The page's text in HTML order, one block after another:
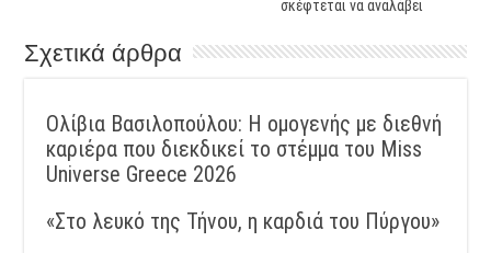
σκέφτεται να αναλάβει
Σχετικά άρθρα
Ολίβια Βασιλοπούλου: Η ομογενής με διεθνή
καριέρα που διεκδικεί το στέμμα του Miss
Universe Greece 2026
«Στο λευκό της Τήνου, η καρδιά του Πύργου»